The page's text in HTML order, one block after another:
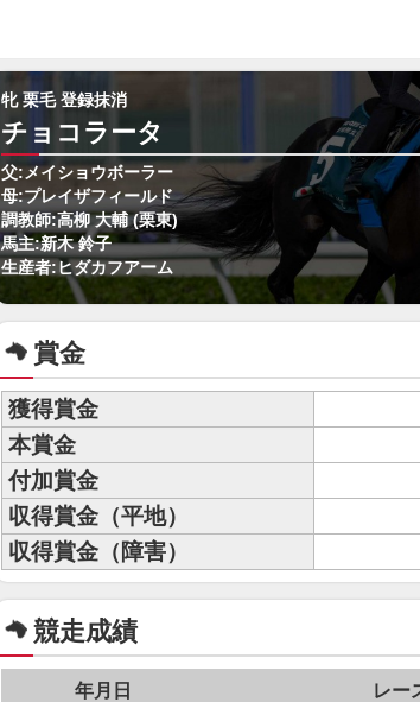
牝 栗毛 登録抹消
チョコラータ
父:メイショウボーラー
母:プレイザフィールド
調教師:高柳 大輔 (栗東)
馬主:新木 鈴子
生産者:ヒダカフアーム
賞金
獲得賞金
本賞金
付加賞金
収得賞金（平地）
収得賞金（障害）
競走成績
年月日 レー